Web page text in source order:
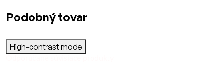
Podobný tovar
High-contrast mode